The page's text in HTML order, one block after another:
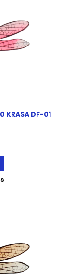
KRASA DF-01